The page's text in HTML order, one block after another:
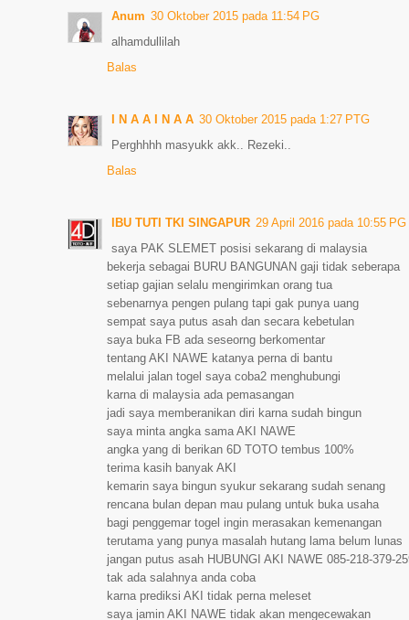
Anum 30 Oktober 2015 pada 11:54 PG
alhamdullilah
Balas
I N A A I N A A 30 Oktober 2015 pada 1:27 PTG
Perghhhh masyukk akk.. Rezeki..
Balas
IBU TUTI TKI SINGAPUR 29 April 2016 pada 10:55 PG
saya PAK SLEMET posisi sekarang di malaysia
bekerja sebagai BURU BANGUNAN gaji tidak seberapa
setiap gajian selalu mengirimkan orang tua
sebenarnya pengen pulang tapi gak punya uang
sempat saya putus asah dan secara kebetulan
saya buka FB ada seseorng berkomentar
tentang AKI NAWE katanya perna di bantu
melalui jalan togel saya coba2 menghubungi
karna di malaysia ada pemasangan
jadi saya memberanikan diri karna sudah bingun
saya minta angka sama AKI NAWE
angka yang di berikan 6D TOTO tembus 100%
terima kasih banyak AKI
kemarin saya bingun syukur sekarang sudah senang
rencana bulan depan mau pulang untuk buka usaha
bagi penggemar togel ingin merasakan kemenangan
terutama yang punya masalah hutang lama belum lunas
jangan putus asah HUBUNGI AKI NAWE 085-218-379-
tak ada salahnya anda coba
karna prediksi AKI tidak perna meleset
saya jamin AKI NAWE tidak akan mengecewakan